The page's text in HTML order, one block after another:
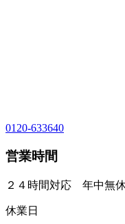
0120-633640
営業時間
２４時間対応 年中無
休業日